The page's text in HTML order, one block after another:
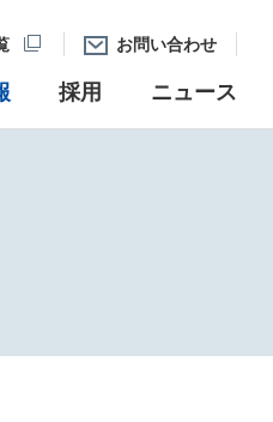
採用 ニュース
お問い合わせ